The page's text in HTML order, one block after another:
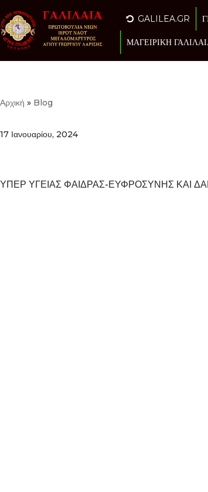
Μεταπηδήστε
στο
περιεχόμενο
GALILEA.GR
ΜΑΓΕΙΡΙΚΗ
Αρχική » Blog
17 Ιανουαρίου, 2024
ΥΠΕΡ ΥΓΕΙΑΣ ΦΑΙΔΡΑΣ-ΕΥΦΡΟΣΥΝΗΣ ΚΑΙ